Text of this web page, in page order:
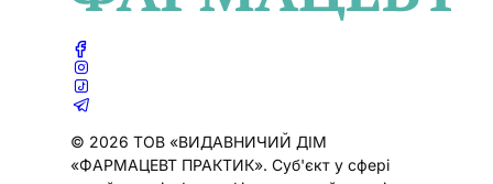
© 2026 ТОВ «ВИДАВНИЧИЙ ДІМ
«ФАРМАЦЕВТ ПРАКТИК». Cуб'єкт у сфері